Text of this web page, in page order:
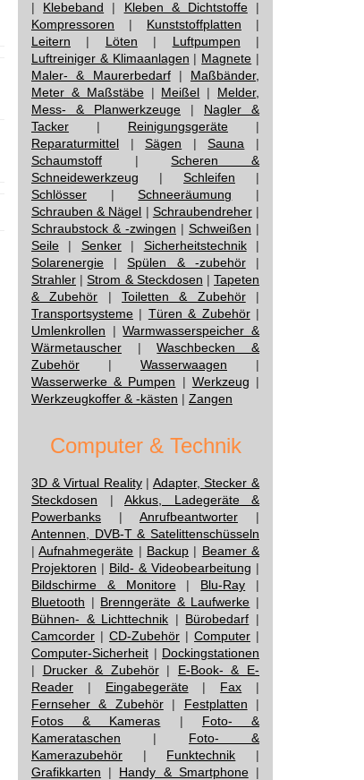
| Klebeband | Kleben & Dichtstoffe|
Kompressoren | Kunststoffplatten |
Leitern | Löten | Luftpumpen |
Luftreiniger & Klimaanlagen | Magnete |
Maler- & Maurerbedarf| Maßbänder,
Meter & Maßstäbe| Meißel | Melder,
Mess- & Planwerkzeuge | Nagler &
Tacker | Reinigungsgeräte |
Reparaturmittel |Sägen |Sauna |
Schaumstoff |Scheren &
Schneidewerkzeug | Schleifen |
Schlösser |Schneeräumung |
Schrauben & Nägel | Schraubendreher|
Schraubstock & -zwingen | Schweißen |
Seile | Senker| Sicherheitstechnik|
Solarenergie |Spülen & -zubehör|
Strahler |Strom & Steckdosen |Tapeten
& Zubehör |Toiletten & Zubehör|
Transportsysteme | Türen & Zubehör|
Umlenkrollen |Warmwasserspeicher &
Wärmetauscher |Waschbecken &
Zubehör | Wasserwaagen |
Wasserwerke & Pumpen | Werkzeug |
Werkzeugkoffer & -kästen | Zangen
Computer & Technik
3D & Virtual Reality| Adapter, Stecker &
Steckdosen | Akkus, Ladegeräte &
Powerbanks | Anrufbeantworter |
Antennen, DVB-T & Satelittenschüsseln
|Aufnahmegeräte | Backup | Beamer &
Projektoren | Bild- & Videobearbeitung |
Bildschirme & Monitore| Blu-Ray |
Bluetooth | Brenngeräte & Laufwerke |
Bühnen- & Lichttechnik | Bürobedarf |
Camcorder | CD-Zubehör | Computer |
Computer-Sicherheit | Dockingstationen
| Drucker & Zubehör| E-Book- & E-
Reader | Eingabegeräte| Fax |
Fernseher & Zubehör| Festplatten |
Fotos & Kameras | Foto- &
Kamerataschen | Foto- &
Kamerazubehör | Funktechnik |
Grafikkarten | Handy & Smartphone|